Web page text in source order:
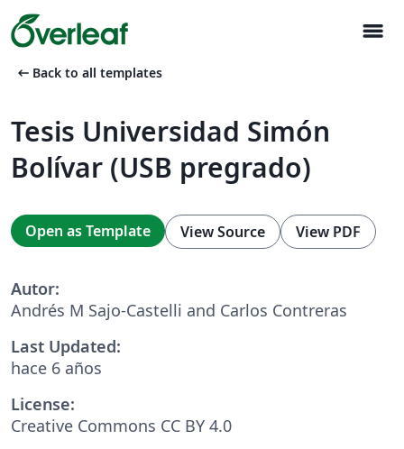
menu
arrow_left_alt Back to all templates
Tesis Universidad Simón
Bolívar (USB pregrado)
Open as Template View Source View PDF
Autor:
Andrés M Sajo-Castelli and Carlos Contreras
Last Updated:
hace 6 años
License:
Creative Commons CC BY 4.0